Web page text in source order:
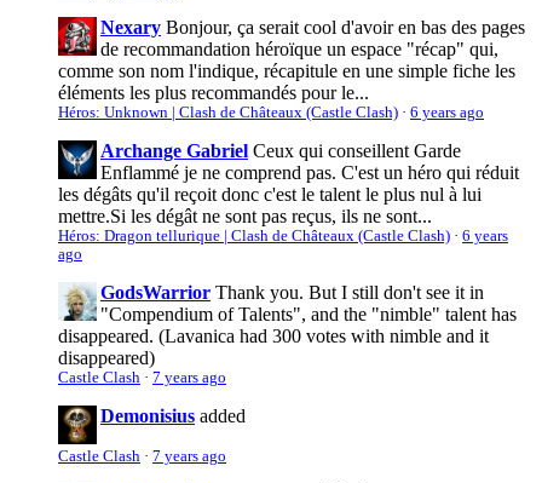
Nexary Bonjour, ça serait cool d'avoir en bas des pages
de recommandation héroïque un espace "récap" qui,
comme son nom l'indique, récapitule en une simple fiche les
éléments les plus recommandés pour le...
Héros: Unknown | Clash de Châteaux (Castle Clash) · 6 years ago
Archange Gabriel Ceux qui conseillent Garde
Enflammé je ne comprend pas. C'est un héro qui réduit
les dégâts qu'il reçoit donc c'est le talent le plus nul à lui
mettre.Si les dégât ne sont pas reçus, ils ne sont...
Héros: Dragon tellurique | Clash de Châteaux (Castle Clash) · 6 years
ago
GodsWarrior Thank you. But I still don't see it in
"Compendium of Talents", and the "nimble" talent has
disappeared. (Lavanica had 300 votes with nimble and it
disappeared)
Castle Clash · 7 years ago
Demonisius added
Castle Clash · 7 years ago